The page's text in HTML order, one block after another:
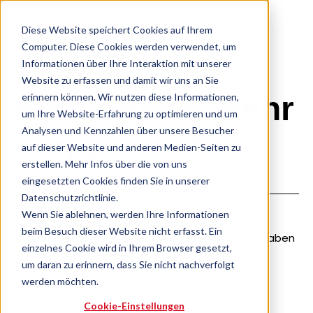
Diese Website speichert Cookies auf Ihrem
Computer. Diese Cookies werden verwendet, um
Informationen über Ihre Interaktion mit unserer
Website zu erfassen und damit wir uns an Sie
erinnern können. Wir nutzen diese Informationen,
um Ihre Website-Erfahrung zu optimieren und um
Analysen und Kennzahlen über unsere Besucher
auf dieser Website und anderen Medien-Seiten zu
erstellen. Mehr Infos über die von uns
eingesetzten Cookies finden Sie in unserer
Datenschutzrichtlinie.
Wenn Sie ablehnen, werden Ihre Informationen
beim Besuch dieser Website nicht erfasst. Ein
einzelnes Cookie wird in Ihrem Browser gesetzt,
um daran zu erinnern, dass Sie nicht nachverfolgt
werden möchten.
Cookie-Einstellungen
Keine News mehr
verpassen?
Sie möchten unsere News bequem in Ihrer Inbox
sehen? Gerne! Für Ihr Abo benötigen wir drei Angaben
– und nur einen Klick.